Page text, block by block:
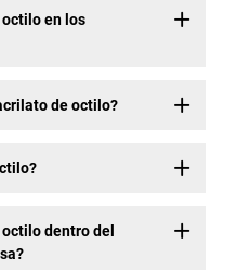
en los
de octilo?
dentro del